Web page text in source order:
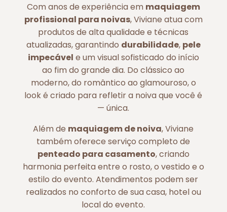
Com anos de experiência em maquiagem
profissional para noivas, Viviane atua com
produtos de alta qualidade e técnicas
atualizadas, garantindo durabilidade, pele
impecável e um visual sofisticado do início
ao fim do grande dia. Do clássico ao
moderno, do romântico ao glamouroso, o
look é criado para refletir a noiva que você é
— única.
Além de maquiagem de noiva, Viviane
também oferece serviço completo de
penteado para casamento, criando
harmonia perfeita entre o rosto, o vestido e o
estilo do evento. Atendimentos podem ser
realizados no conforto de sua casa, hotel ou
local do evento.